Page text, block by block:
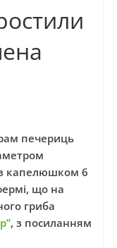
печериць
капелюшком 6
що на
гриба
, з посиланням